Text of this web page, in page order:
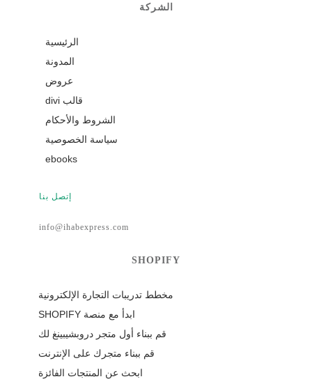
الشركة
الرئيسية
المدونة
عروض
قالب divi
الشروط والأحكام
سياسة الخصوصية
ebooks
إتصل بنا
info@ihabexpress.com
SHOPIFY
مخطط تدريبات التجارة الإلكترونية
ابدأ مع منصة SHOPIFY
قم ببناء أول متجر دروبشيبينغ لك
قم ببناء متجرك على الإنترنت
ابحث عن المنتجات الفائزة